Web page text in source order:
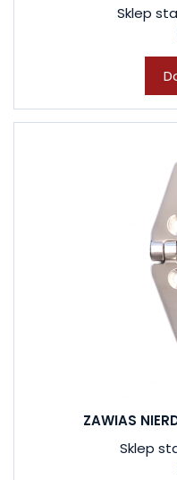
Sklep
ZAWIAS
Sklep